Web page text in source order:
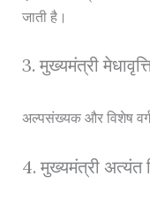
जाती है।
3. मुख्यमंत्री
अल्पसंख्यक और विशेष वर्ग
4. मुख्यमंत्री अत्यंत